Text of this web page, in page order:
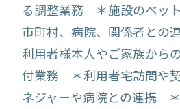
る調整業務 ＊施設のベッ
市町村、病院、関係者と
利用者様本人やご家族から
付業務 ＊利用者宅訪問や
ネジャーや病院との連携 ＊